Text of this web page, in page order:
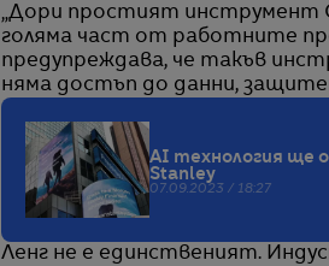
„Дори простият инструмент
голяма част от работните
предупреждава, че такъв
няма достъп до данни,
AI технология ще
Stanley
07.09.2023 / 18:27
Ленг не е единственият.